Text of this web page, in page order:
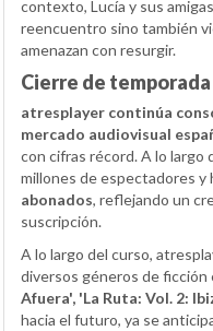
contexto, Lucía y sus
reencuentro sino también
amenazan con resurgir.
Cierre de
atresplayer continúa
mercado audiovisual
con cifras récord. A lo largo
millones de espectadores y
abonados, reflejando un
suscripción.
A lo largo del curso,
diversos géneros de
Afuera', 'La Ruta: Vol. 2:
hacia el futuro, ya se